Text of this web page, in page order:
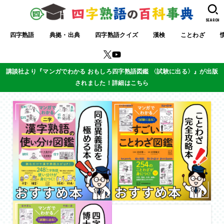
四字熟語 典拠・出典 四字熟語クイズ 漢検 ことわざ
SEARCH
講談社より『マンガでわかる おもしろ四字熟語図鑑 〈試験に出る〉』が出版
されました！詳細はこちら